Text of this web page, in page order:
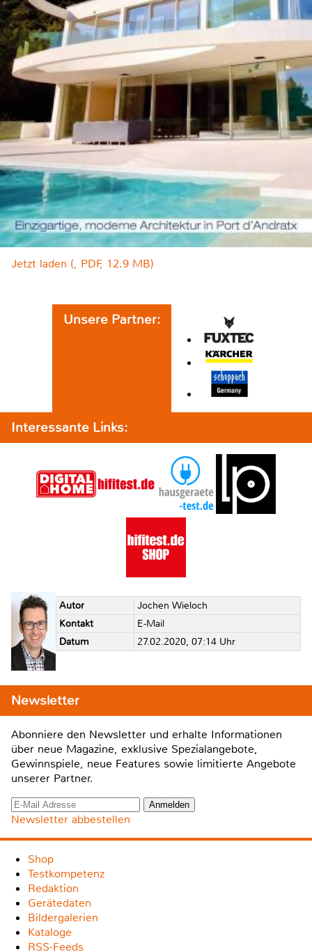
Jetzt laden (, PDF, 12.9 MB)
Unsere Partner:
Interessante Links:
Autor
Jochen Wieloch
Kontakt
E-Mail
Datum
27.02.2020, 07:14 Uhr
Newsletter
Abonniere den Newsletter und erhalte Informationen
über neue Magazine, exklusive Spezialangebote,
Gewinnspiele, neue Features sowie limitierte Angebote
unserer Partner.
Newsletter abbestellen
Shop
Testkompetenz
Redaktion
Gerätedaten
Bildergalerien
Kataloge
RSS-Feeds